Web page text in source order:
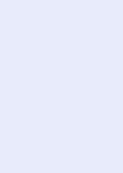
5个月, 至少gentoo现